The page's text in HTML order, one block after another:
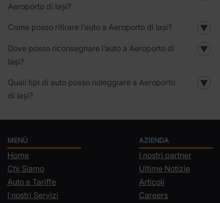
Aeroporto di Iași?
Come posso ritirare l’auto a Aeroporto di Iași? ▼
Dove posso riconsegnare l’auto a Aeroporto di
Iași?
▼
Quali tipi di auto posso noleggiare a Aeroporto
di Iași?
▼
MENÙ
Home
Chi Siamo
Auto e Tariffe
I nostri Servizi
AZIENDA
I nostri partner
Ultime Notizie
Articoli
Careers